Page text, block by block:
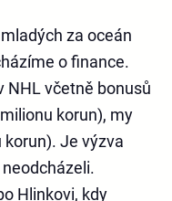
za oceán
o finance.
NHL včetně bonusů
korun), my
Je výzva
Hlinkovi, kdy